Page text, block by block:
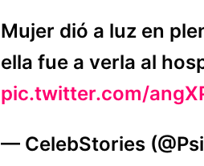
Mujer dió a luz en
ella fue a verla al
pic.twitter.com/
— CelebStories